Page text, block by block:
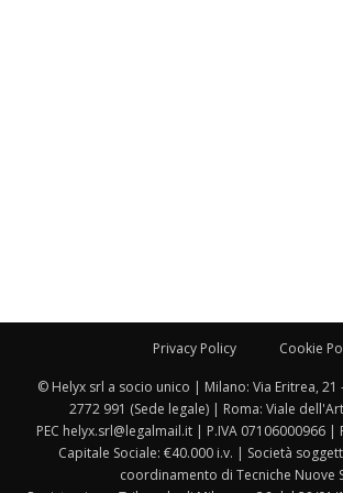
Privacy Policy Cookie
© Helyx srl a socio unico | Milano: Via Eritrea, 21
2772 991 (Sede legale) | Roma: Viale
PEC helyx.srl@legalmail.it | P.IVA 07106000966 |
Capitale Sociale: €40.000 i.v. | Società
coordinamento di Tecniche Nuove